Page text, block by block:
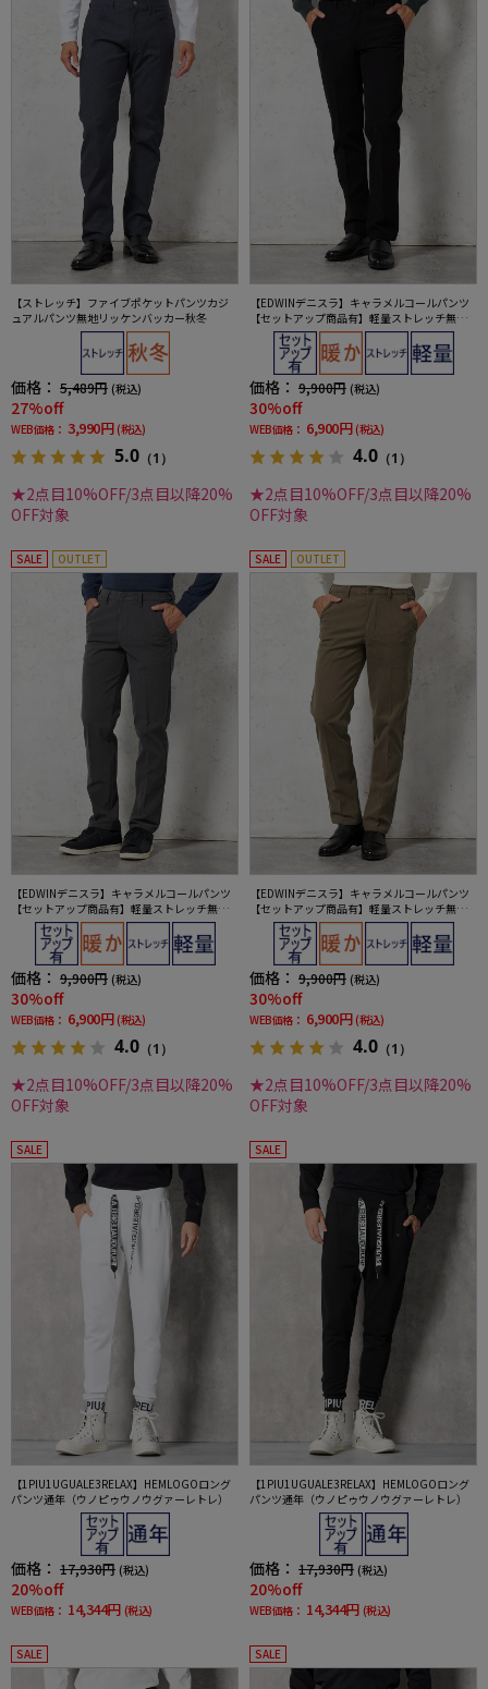
【ストレッチ】ファイブポケットパンツカジ
ュアルパンツ無地リッケンバッカー秋冬
価格： 5,489円 (税込)
27%off
WEB価格： 3,990円 (税込)
5.0 （1）
★2点目10%OFF/3点目以降20%
OFF対象
【EDWINデニスラ】キャラメルコールパンツ
【セットアップ商品有】軽量ストレッチ無地
価格： 9,900円 (税込)
30%off
WEB価格： 6,900円 (税込)
4.0 （1）
★2点目10%OFF/3点目以降20%
OFF対象
SALE OUTLET
【EDWINデニスラ】キャラメルコールパンツ
【セットアップ商品有】軽量ストレッチ無地
価格： 9,900円 (税込)
30%off
WEB価格： 6,900円 (税込)
4.0 （1）
★2点目10%OFF/3点目以降20%
OFF対象
SALE OUTLET
【EDWINデニスラ】キャラメルコールパンツ
【セットアップ商品有】軽量ストレッチ無地
価格： 9,900円 (税込)
30%off
WEB価格： 6,900円 (税込)
4.0 （1）
★2点目10%OFF/3点目以降20%
OFF対象
SALE
【1PIU1UGUALE3RELAX】HEMLOGOロング
パンツ通年（ウノピゥウノウグァーレトレ）
価格： 17,930円 (税込)
20%off
WEB価格： 14,344円 (税込)
SALE
【1PIU1UGUALE3RELAX】HEMLOGOロング
パンツ通年（ウノピゥウノウグァーレトレ）
価格： 17,930円 (税込)
20%off
WEB価格： 14,344円 (税込)
SALE SALE